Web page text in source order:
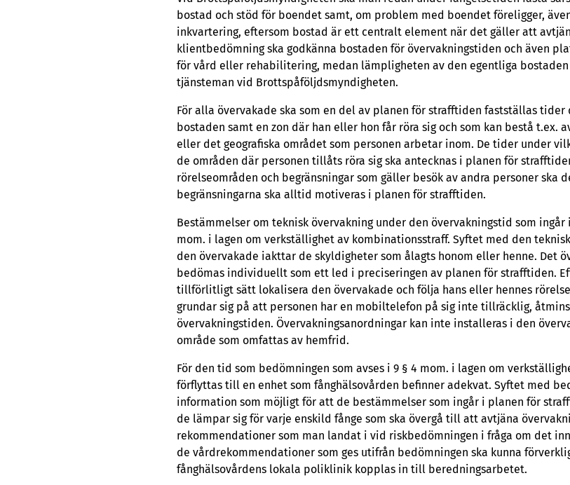
bostad och stöd för boendet samt, om problem med boendet föreligger,
inkvartering, eftersom bostad är ett centralt element när det gäller att
klientbedömning ska godkänna bostaden för övervakningstiden och även
för vård eller rehabilitering, medan lämpligheten av den egentliga bostaden
tjänsteman vid Brottspåföljdsmyndigheten.
För alla övervakade ska som en del av planen för strafftiden fastställas
bostaden samt en zon där han eller hon får röra sig och som kan bestå t.ex.
eller det geografiska området som personen arbetar inom. De tider under
de områden där personen tillåts röra sig ska antecknas i planen för
rörelseområden och begränsningar som gäller besök av andra personer ska
begränsningarna ska alltid motiveras i planen för strafftiden.
Bestämmelser om teknisk övervakning under den övervakningstid som ingår
mom. i lagen om verkställighet av kombinationsstraff. Syftet med den
den övervakade iakttar de skyldigheter som ålagts honom eller henne. Det
bedömas individuellt som ett led i preciseringen av planen för strafftiden.
tillförlitligt sätt lokalisera den övervakade och följa hans eller hennes
grundar sig på att personen har en mobiltelefon på sig inte tillräcklig,
övervakningstiden. Övervakningsanordningar kan inte installeras i den
område som omfattas av hemfrid.
För den tid som bedömningen som avses i 9 § 4 mom. i lagen om
förflyttas till en enhet som fånghälsovården befinner adekvat. Syftet med
information som möjligt för att de bestämmelser som ingår i planen för
de lämpar sig för varje enskild fånge som ska övergå till att avtjäna
rekommendationer som man landat i vid riskbedömningen i fråga om det
de vårdrekommendationer som ges utifrån bedömningen ska kunna
fånghälsovårdens lokala poliklinik kopplas in till beredningsarbetet.